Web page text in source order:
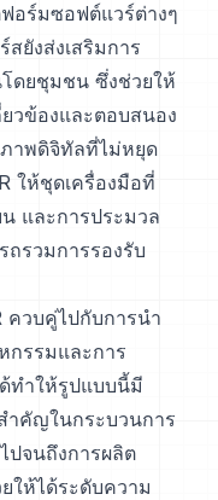
อร์มซอฟต์แวร์ต่างๆ
ยังส่งเสริมการ
ดยชุมชน ซึ่งช่วยให้
วข้องและตอบสนอง
าพดิจิทัลที่ไม่หยุด
ให้ชุดเครื่องมือที่
และการประมวล
รวมการรองรับ
ควบคู่ไปกับการนำ
กรรมและการ
ทำให้รูปแบบนี้มี
ำคัญในกระบวนการ
ปจนถึงการผลิต
ให้ได้ระดับความ